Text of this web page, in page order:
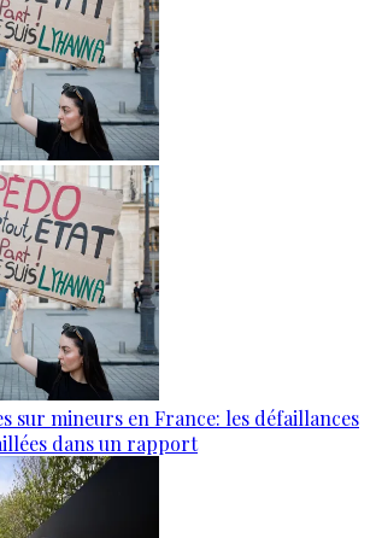
sur mineurs en France: les défaillances
dans un rapport